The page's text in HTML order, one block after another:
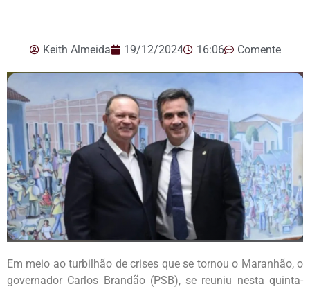
Keith Almeida 19/12/2024 16:06 Comente
Em meio ao turbilhão de crises que se tornou o Maranhão, o
governador Carlos Brandão (PSB), se reuniu nesta quinta-